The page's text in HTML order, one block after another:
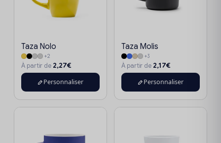
Taza Nolo
+2
À partir de 2,27€
Personnaliser
Taza Molis
+3
À partir de 2,17€
Personnaliser